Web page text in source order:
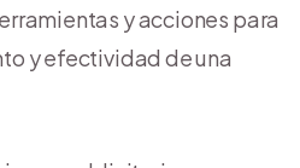
y acciones para
y efectividad de una